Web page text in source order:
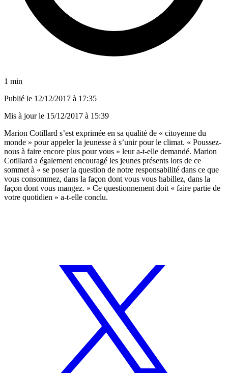
1 min
Publié le 12/12/2017 à 17:35
Mis à jour le 15/12/2017 à 15:39
Marion Cotillard s’est exprimée en sa qualité de « citoyenne du
monde » pour appeler la jeunesse à s’unir pour le climat. « Poussez-
nous à faire encore plus pour vous » leur a-t-elle demandé. Marion
Cotillard a également encouragé les jeunes présents lors de ce
sommet à « se poser la question de notre responsabilité dans ce que
vous consommez, dans la façon dont vous vous habillez, dans la
façon dont vous mangez. » Ce questionnement doit « faire partie de
votre quotidien » a-t-elle conclu.